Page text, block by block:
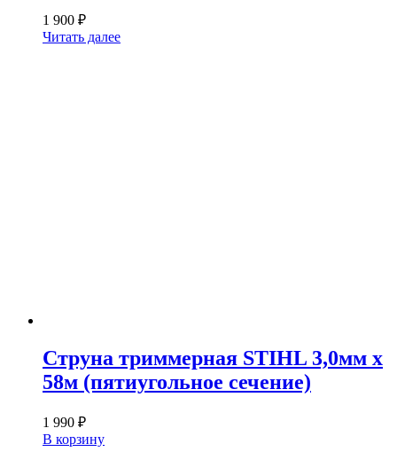
1 900 ₽
Читать далее
Струна триммерная STIHL 3,0мм х
58м (пятиугольное сечение)
1 990 ₽
В корзину